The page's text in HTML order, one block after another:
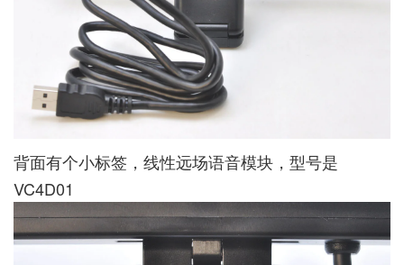
背面有个小标签，线性远场语音模块，型号是
VC4D01